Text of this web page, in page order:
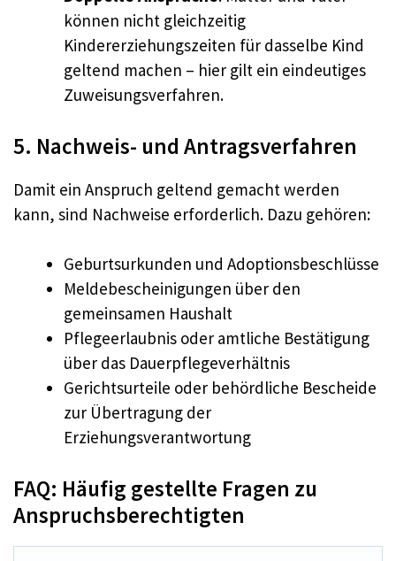
können nicht gleichzeitig
Kindererziehungszeiten für dasselbe Kind
geltend machen – hier gilt ein eindeutiges
Zuweisungsverfahren.
5. Nachweis- und Antragsverfahren
Damit ein Anspruch geltend gemacht werden
kann, sind Nachweise erforderlich. Dazu gehören:
Geburtsurkunden und Adoptionsbeschlüsse
Meldebescheinigungen über den
gemeinsamen Haushalt
Pflegeerlaubnis oder amtliche Bestätigung
über das Dauerpflegeverhältnis
Gerichtsurteile oder behördliche Bescheide
zur Übertragung der
Erziehungsverantwortung
FAQ: Häufig gestellte Fragen zu
Anspruchsberechtigten